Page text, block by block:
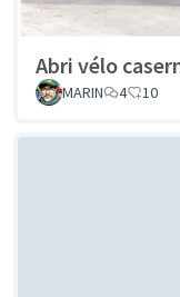
Abri vélo
MARIN 4 10